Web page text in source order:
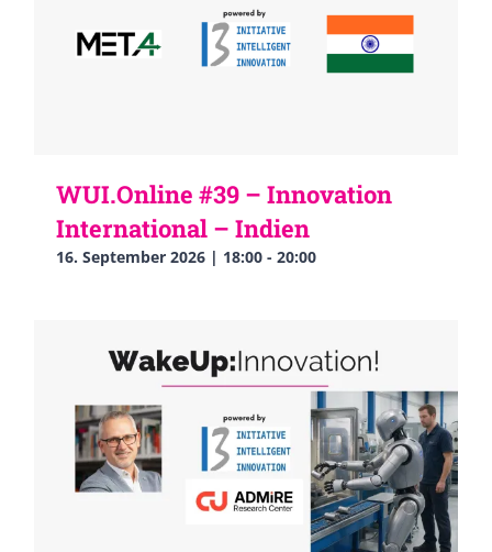
WUI.Online #39 – Innovation
International – Indien
16. September 2026 | 18:00 - 20:00